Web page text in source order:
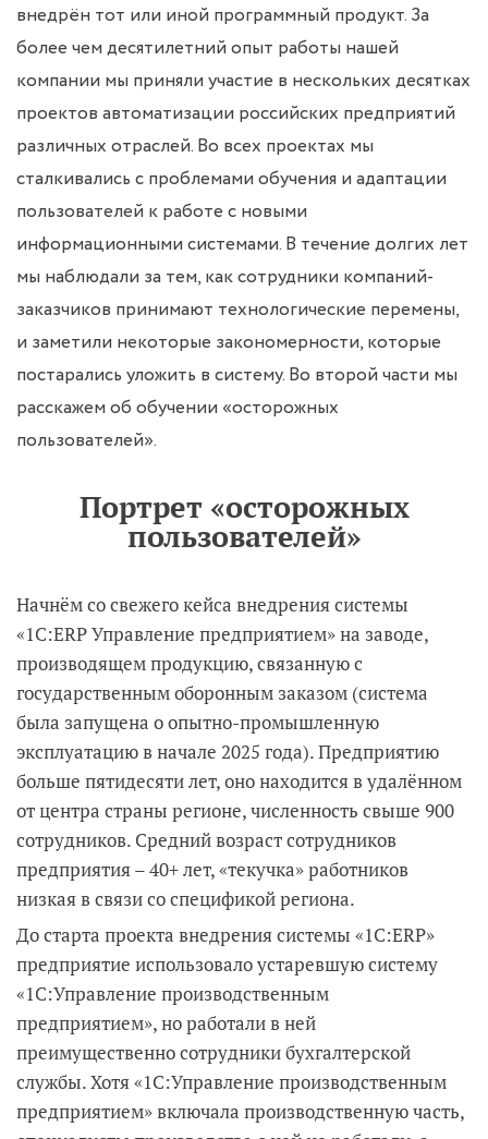
внедрён тот или иной программный продукт. За
более чем десятилетний опыт работы нашей
компании мы приняли участие в нескольких десятках
проектов автоматизации российских предприятий
различных отраслей. Во всех проектах мы
сталкивались с проблемами обучения и адаптации
пользователей к работе с новыми
информационными системами. В течение долгих лет
мы наблюдали за тем, как сотрудники компаний-
заказчиков принимают технологические перемены,
и заметили некоторые закономерности, которые
постарались уложить в систему. Во второй части мы
расскажем об обучении «осторожных
пользователей».
Портрет «осторожных
пользователей»
Начнём со свежего кейса внедрения системы
«1С:ERP Управление предприятием» на заводе,
производящем продукцию, связанную с
государственным оборонным заказом (система
была запущена о опытно-промышленную
эксплуатацию в начале 2025 года). Предприятию
больше пятидесяти лет, оно находится в удалённом
от центра страны регионе, численность свыше 900
сотрудников. Средний возраст сотрудников
предприятия – 40+ лет, «текучка» работников
низкая в связи со спецификой региона.
До старта проекта внедрения системы «1С:ERP»
предприятие использовало устаревшую систему
«1С:Управление производственным
предприятием», но работали в ней
преимущественно сотрудники бухгалтерской
службы. Хотя «1С:Управление производственным
предприятием» включала производственную часть,